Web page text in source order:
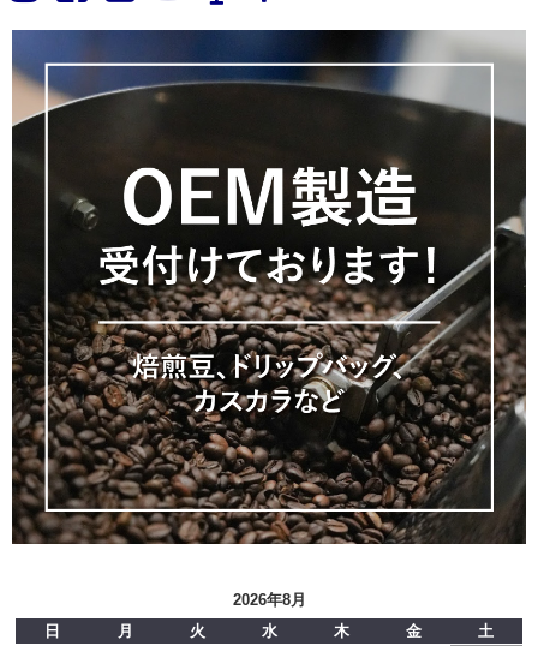
2026年8月
日
月 火 水 木 金 土